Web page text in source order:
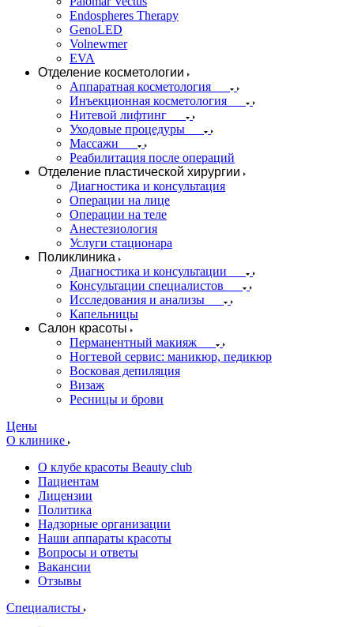
Endospheres Therapy
GenoLED
Volnewmer
EVA
Отделение косметологии
Аппаратная косметология
Инъекционная косметология
Нитевой лифтинг
Уходовые процедуры
Массажи
Реабилитация после операций
Отделение пластической хирургии
Диагностика и консультация
Операции на лице
Операции на теле
Анестезиология
Услуги стационара
Поликлиника
Диагностика и консультации
Консультации специалистов
Исследования и анализы
Капельницы
Салон красоты
Перманентный макияж
Ногтевой сервис: маникюр, педикюр
Восковая депиляция
Визаж
Ресницы и брови
Цены
О клинике
О клубе красоты Beauty club
Пациентам
Лицензии
Политика
Надзорные организации
Наши аппараты красоты
Вопросы и ответы
Вакансии
Отзывы
Специалисты